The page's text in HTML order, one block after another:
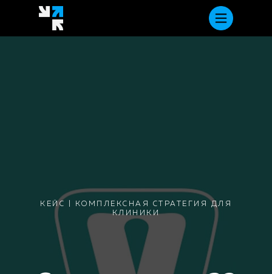
КЕЙС | КОМПЛЕКСНАЯ СТРАТЕГИЯ ДЛЯ
КЛИНИКИ